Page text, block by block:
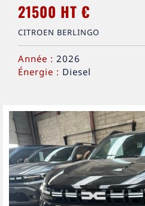
21500 HT €
CITROEN BERLINGO
Année : 2026
Énergie : Diesel